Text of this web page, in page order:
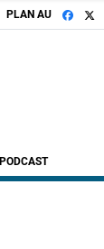
PLAN AUTO+
PODCAST